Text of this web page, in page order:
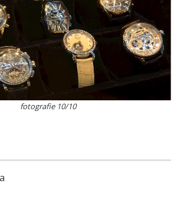
fotografie 10/10